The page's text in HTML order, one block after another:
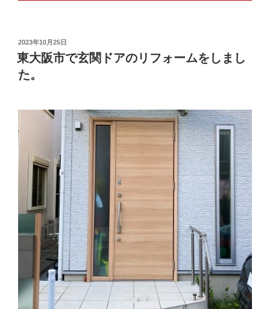
投
稿
日:
2023年10月25日
東大阪市で玄関ドアのリフォームをしまし
た。